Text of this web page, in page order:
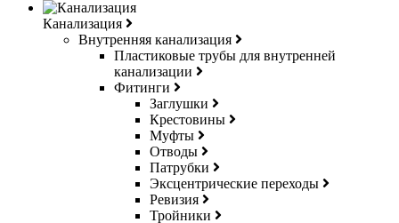
Канализация
Внутренняя канализация
Пластиковые трубы для внутренней
канализации
Фитинги
Заглушки
Крестовины
Муфты
Отводы
Патрубки
Эксцентрические переходы
Ревизия
Тройники